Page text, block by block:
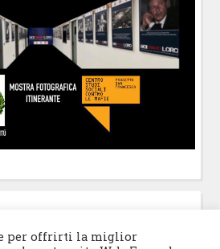
per offrirti la miglior